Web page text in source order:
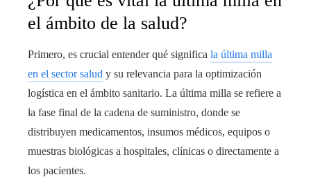
el ámbito de la salud?
Primero, es crucial entender qué significa la última milla
en el sector salud y su relevancia para la optimización
logística en el ámbito sanitario. La última milla se refiere a
la fase final de la cadena de suministro, donde se
distribuyen medicamentos, insumos médicos, equipos o
muestras biológicas a hospitales, clínicas o directamente a
los pacientes.